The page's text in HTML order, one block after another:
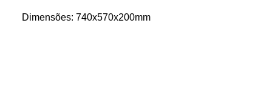
Dimensões: 740x570x200mm